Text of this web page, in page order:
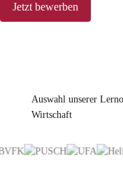
Jetzt bewerben
Auswahl unserer
Wirtschaft